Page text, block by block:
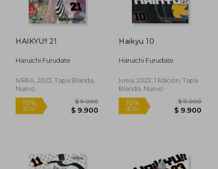
10% $ 11.000 10%
HAIKYU!! 21
Haruichi Furudate
IVREA, 2023, Tapa Blanda,
Nuevo
Haikyu 10
Haruichi Furudate
Ivrea, 2022, 1 Edición, Tapa
Blanda, Nuevo